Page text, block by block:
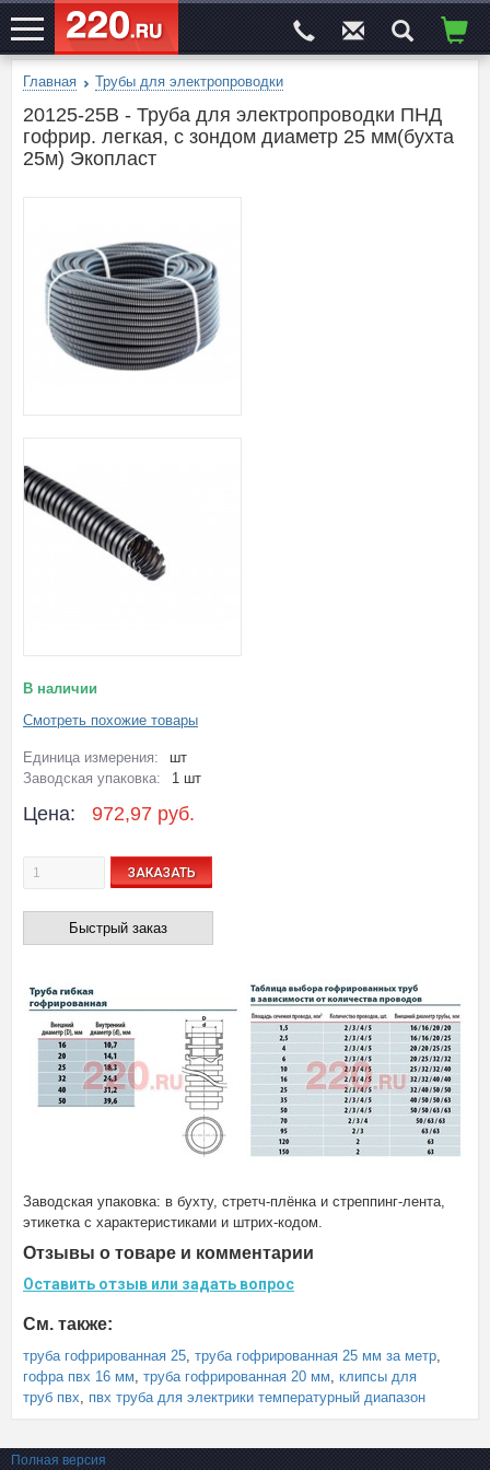
ЭЛЕКТРОСАЙТ№1
Главная Трубы для электропроводки
20125-25B - Труба для электропроводки ПНД
гофрир. легкая, с зондом диаметр 25 мм(бухта
25м) Экопласт
В наличии
Смотреть похожие товары
Единица измерения:
шт
Заводская упаковка:
1 шт
Цена: 972,97 руб.
ЗАКАЗАТЬ
Быстрый заказ
Заводская упаковка: в бухту, стретч-плёнка и стреппинг-лента,
этикетка с характеристиками и штрих-кодом.
Отзывы о товаре и комментарии
Оставить отзыв или задать вопрос
См. также:
труба гофрированная 25, труба гофрированная 25 мм за метр,
гофра пвх 16 мм, труба гофрированная 20 мм, клипсы для
труб пвх, пвх труба для электрики температурный диапазон
Полная версия